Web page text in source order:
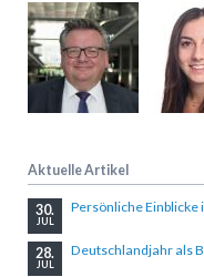
Aktuelle Artikel
30.
JUL
Persönliche
28.
JUL
Deutschlandjahr als